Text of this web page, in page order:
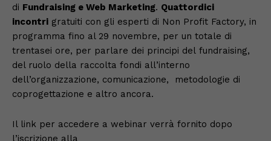
di Fundraising e Web Marketing. Quattordici
incontri gratuiti con gli esperti di Non Profit Factory, in
programma fino al 29 novembre, per un totale di
trentasei ore, per parlare dei principi del fundraising,
del ruolo della raccolta fondi all’interno
dell’organizzazione, comunicazione, metodologie di
coprogettazione e altro ancora.
Il link per accedere a webinar verrà fornito dopo
l’iscrizione alla